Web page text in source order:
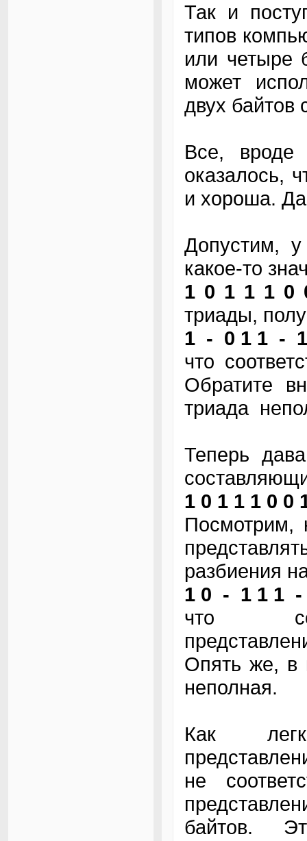
Так и
типов
или четыре
может
двух байтов
Все,
оказалось,
и хороша.
Допустим,
какое-то
1 0 1 1 1 0
триады,
1 - 0 1 1 -
что
Обратите
триада
Теперь
1 0 1 1 1 0
Посмотрим,
разбиения
1 0 - 1 1 1
что
Опять же, в
неполная.
Как
не
байтов.